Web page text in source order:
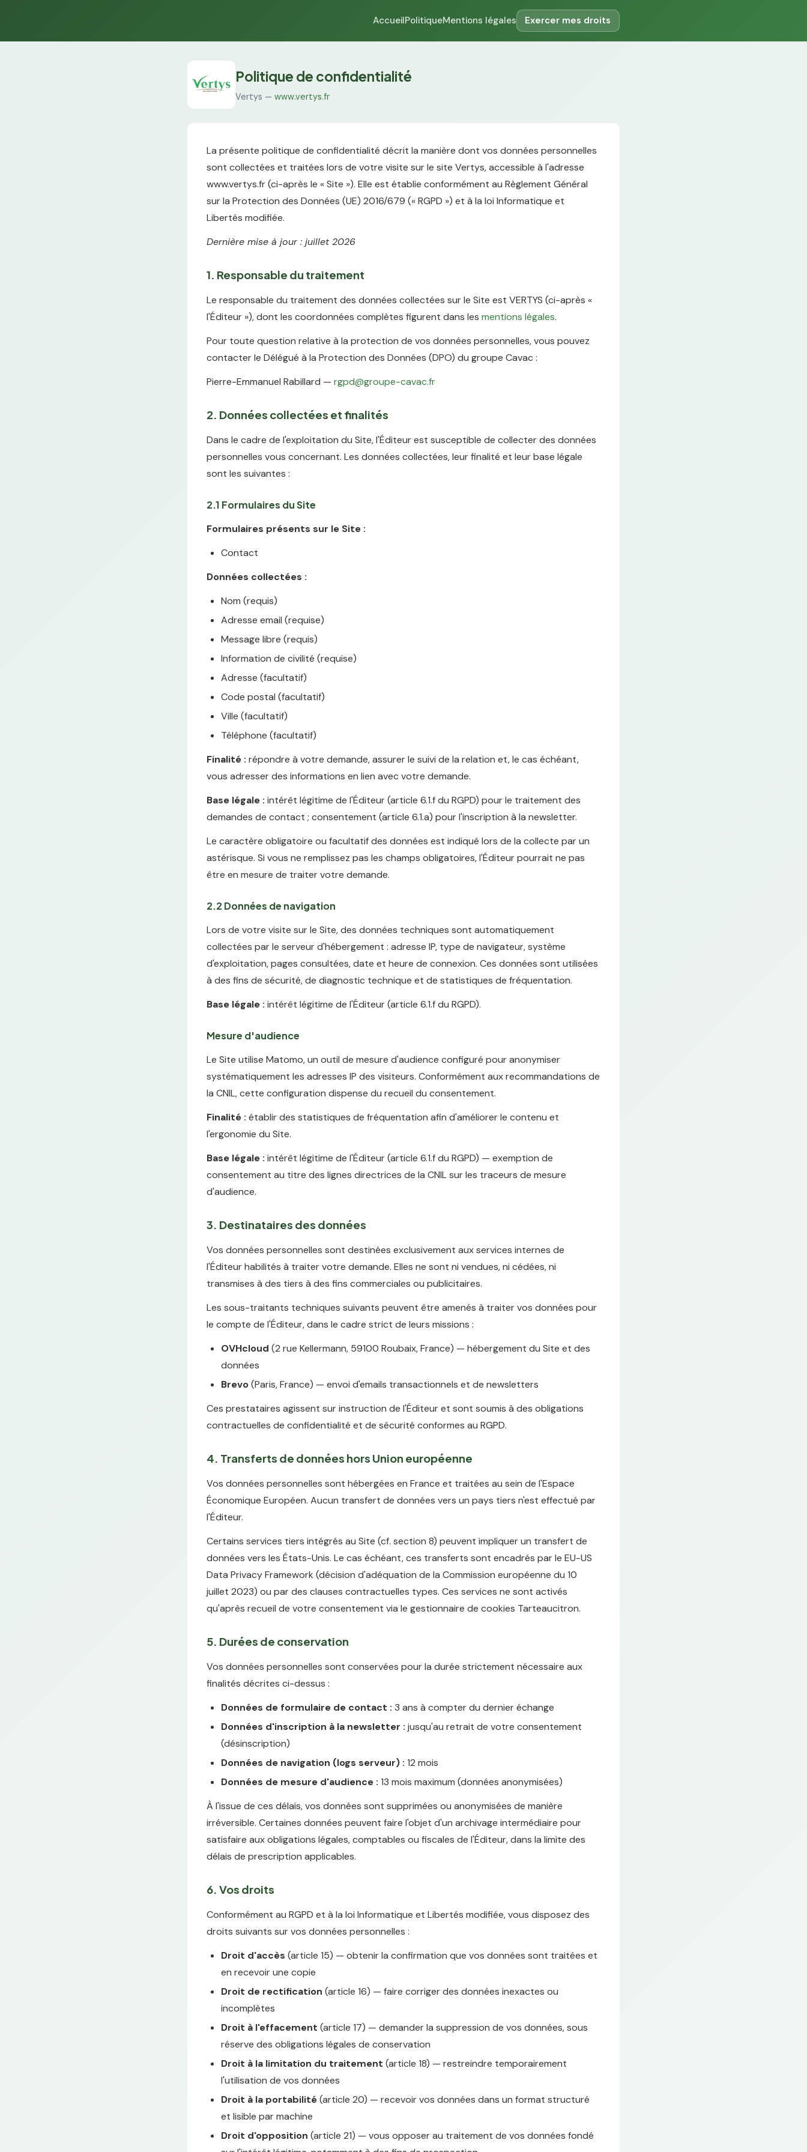
AccueilPolitiqueMentions légales Exercer mes droits
Politique de confidentialité
Vertys — www.vertys.fr
La présente politique de confidentialité décrit la manière dont vos données personnelles
sont collectées et traitées lors de votre visite sur le site Vertys, accessible à l'adresse
www.vertys.fr (ci-après le « Site »). Elle est établie conformément au Règlement Général
sur la Protection des Données (UE) 2016/679 (« RGPD ») et à la loi Informatique et
Libertés modifiée.
Dernière mise à jour : juillet 2026
1. Responsable du traitement
Le responsable du traitement des données collectées sur le Site est VERTYS (ci-après «
l'Éditeur »), dont les coordonnées complètes figurent dans les mentions légales.
Pour toute question relative à la protection de vos données personnelles, vous pouvez
contacter le Délégué à la Protection des Données (DPO) du groupe Cavac :
Pierre-Emmanuel Rabillard — rgpd@groupe-cavac.fr
2. Données collectées et finalités
Dans le cadre de l'exploitation du Site, l'Éditeur est susceptible de collecter des données
personnelles vous concernant. Les données collectées, leur finalité et leur base légale
sont les suivantes :
2.1 Formulaires du Site
Formulaires présents sur le Site :
Contact
Données collectées :
Nom (requis)
Adresse email (requise)
Message libre (requis)
Information de civilité (requise)
Adresse (facultatif)
Code postal (facultatif)
Ville (facultatif)
Téléphone (facultatif)
Finalité : répondre à votre demande, assurer le suivi de la relation et, le cas échéant,
vous adresser des informations en lien avec votre demande.
Base légale : intérêt légitime de l'Éditeur (article 6.1.f du RGPD) pour le traitement des
demandes de contact ; consentement (article 6.1.a) pour l'inscription à la newsletter.
Le caractère obligatoire ou facultatif des données est indiqué lors de la collecte par un
astérisque. Si vous ne remplissez pas les champs obligatoires, l'Éditeur pourrait ne pas
être en mesure de traiter votre demande.
2.2 Données de navigation
Lors de votre visite sur le Site, des données techniques sont automatiquement
collectées par le serveur d'hébergement : adresse IP, type de navigateur, système
d'exploitation, pages consultées, date et heure de connexion. Ces données sont utilisées
à des fins de sécurité, de diagnostic technique et de statistiques de fréquentation.
Base légale : intérêt légitime de l'Éditeur (article 6.1.f du RGPD).
Mesure d'audience
Le Site utilise Matomo, un outil de mesure d'audience configuré pour anonymiser
systématiquement les adresses IP des visiteurs. Conformément aux recommandations de
la CNIL, cette configuration dispense du recueil du consentement.
Finalité : établir des statistiques de fréquentation afin d'améliorer le contenu et
l'ergonomie du Site.
Base légale : intérêt légitime de l'Éditeur (article 6.1.f du RGPD) — exemption de
consentement au titre des lignes directrices de la CNIL sur les traceurs de mesure
d'audience.
3. Destinataires des données
Vos données personnelles sont destinées exclusivement aux services internes de
l'Éditeur habilités à traiter votre demande. Elles ne sont ni vendues, ni cédées, ni
transmises à des tiers à des fins commerciales ou publicitaires.
Les sous-traitants techniques suivants peuvent être amenés à traiter vos données pour
le compte de l'Éditeur, dans le cadre strict de leurs missions :
OVHcloud (2 rue Kellermann, 59100 Roubaix, France) — hébergement du Site et des
données
Brevo(Paris, France) — envoi d'emails transactionnels et de newsletters
Ces prestataires agissent sur instruction de l'Éditeur et sont soumis à des obligations
contractuelles de confidentialité et de sécurité conformes au RGPD.
4. Transferts de données hors Union européenne
Vos données personnelles sont hébergées en France et traitées au sein de l'Espace
Économique Européen. Aucun transfert de données vers un pays tiers n'est effectué par
l'Éditeur.
Certains services tiers intégrés au Site (cf. section 8) peuvent impliquer un transfert de
données vers les États-Unis. Le cas échéant, ces transferts sont encadrés par le EU-US
Data Privacy Framework (décision d'adéquation de la Commission européenne du 10
juillet 2023) ou par des clauses contractuelles types. Ces services ne sont activés
qu'après recueil de votre consentement via le gestionnaire de cookies Tarteaucitron.
5. Durées de conservation
Vos données personnelles sont conservées pour la durée strictement nécessaire aux
finalités décrites ci-dessus :
Données de formulaire de contact : 3 ans à compter du dernier échange
Données d'inscription à la newsletter : jusqu'au retrait de votre consentement
(désinscription)
Données de navigation (logs serveur) : 12 mois
Données de mesure d'audience : 13 mois maximum (données anonymisées)
À l'issue de ces délais, vos données sont supprimées ou anonymisées de manière
irréversible. Certaines données peuvent faire l'objet d'un archivage intermédiaire pour
satisfaire aux obligations légales, comptables ou fiscales de l'Éditeur, dans la limite des
délais de prescription applicables.
6. Vos droits
Conformément au RGPD et à la loi Informatique et Libertés modifiée, vous disposez des
droits suivants sur vos données personnelles :
Droit d'accès (article 15) — obtenir la confirmation que vos données sont traitées et
en recevoir une copie
Droit de rectification (article 16) — faire corriger des données inexactes ou
incomplètes
Droit à l'effacement (article 17) — demander la suppression de vos données, sous
réserve des obligations légales de conservation
Droit à la limitation du traitement (article 18) — restreindre temporairement
l'utilisation de vos données
Droit à la portabilité(article 20) — recevoir vos données dans un format structuré
et lisible par machine
Droit d'opposition (article 21) — vous opposer au traitement de vos données fondé